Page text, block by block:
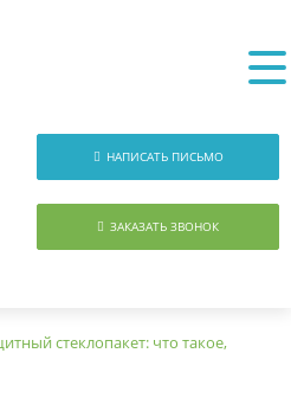
НАПИСАТЬ ПИСЬМО
ЗАКАЗАТЬ ЗВОНОК
стеклопакет: что такое,